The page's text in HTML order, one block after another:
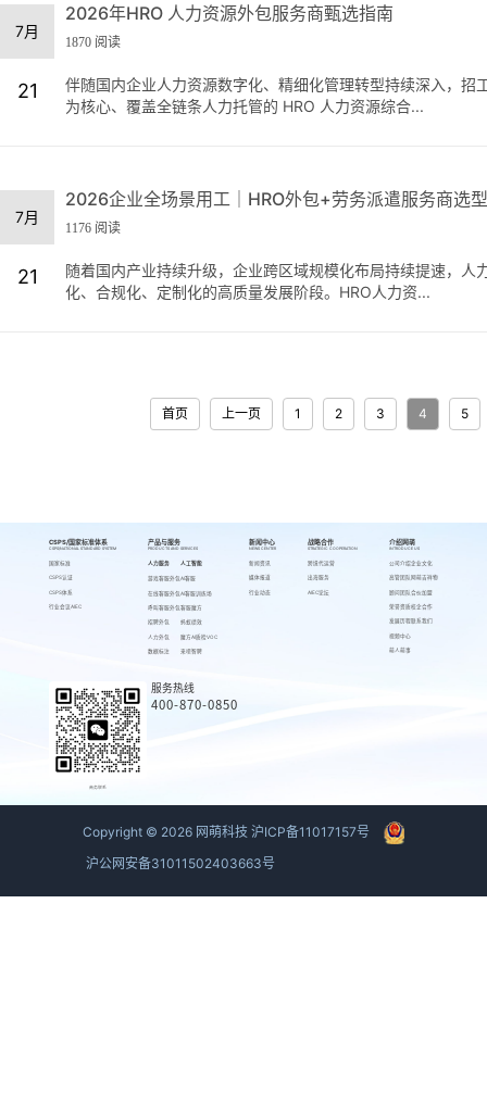
7月
21
2026年HRO 人力资源外包服务商甄选指南
1870 阅读
伴随国内企业人力资源数字化、精细化管理转型持续深入，
为核心、覆盖全链条人力托管的 HRO 人力资源综合...
7月
21
2026企业全场景用工｜HRO外包+劳务派遣服务商选
1176 阅读
随着国内产业持续升级，企业跨区域规模化布局持续提速，
化、合规化、定制化的高质量发展阶段。HRO人力资...
首页 上一页 1 2 3 4 5
CSPS/国家标准体系
CSPS/NATIONAL STANDARD SYSTEM
国家标准
CSPS认证
CSPS体系
行业会议AIEC
产品与服务
PRODUCTS AND SERVICES
人力服务
游戏客服外包
在线客服外包
呼叫客服外包
招聘外包
人力外包
数据标注
人工智能
AI客服
AI客服训练场
客服魔方
蚂蚁绩效
魔方AI质检VOC
来呗智聘
新闻中心
NEWS CENTER
新闻资讯
媒体报道
行业动态
战略合作
STRATEGIC COOPERATION
跨境代运营
出海服务
AIEC论坛
介绍网萌
INTRODUCE US
公司介绍
高管团队
顾问团队
荣誉资质
发展历程
视频中心
萌人萌事
企业文化
网萌吉祥物
合伙加盟
校企合作
联系我们
商务联系
服务热线
400-870-0850
Copyright © 2026 网萌科技 沪ICP备11017157号
沪公网安备31011502403663号